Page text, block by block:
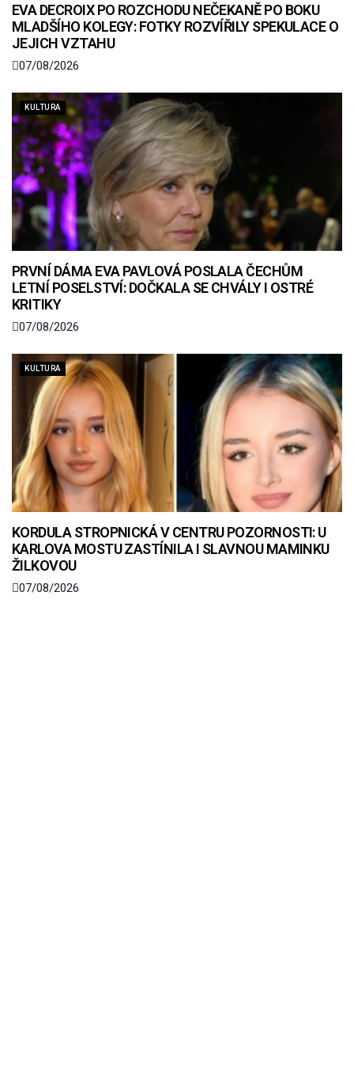
EVA DECROIX PO ROZCHODU NEČEKANĚ PO BOKU
MLADŠÍHO KOLEGY: FOTKY ROZVÍŘILY SPEKULACE O
JEJICH VZTAHU
07/08/2026
KULTURA
PRVNÍ DÁMA EVA PAVLOVÁ POSLALA ČECHŮM
LETNÍ POSELSTVÍ: DOČKALA SE CHVÁLY I OSTRÉ
KRITIKY
07/08/2026
KULTURA
KORDULA STROPNICKÁ V CENTRU POZORNOSTI: U
KARLOVA MOSTU ZASTÍNILA I SLAVNOU MAMINKU
ŽILKOVOU
07/08/2026